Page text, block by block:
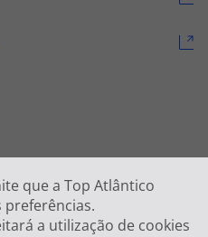
que a Top Atlântico
preferências.
a utilização de cookies